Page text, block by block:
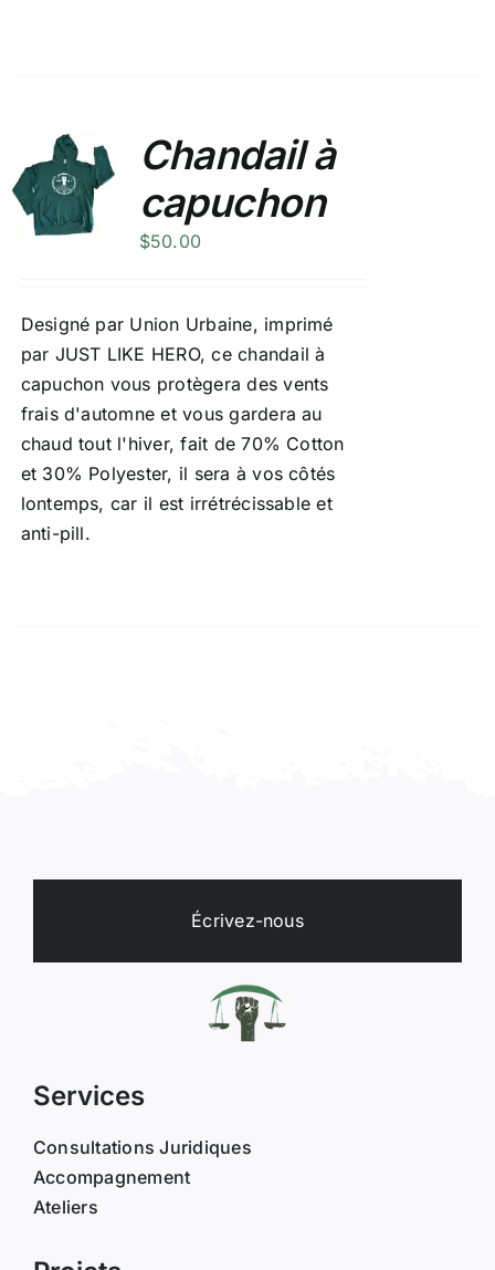
Chandail à
capuchon
$50.00
Designé par Union Urbaine, imprimé
par JUST LIKE HERO, ce chandail à
capuchon vous protègera des vents
frais d'automne et vous gardera au
chaud tout l'hiver, fait de 70% Cotton
et 30% Polyester, il sera à vos côtés
lontemps, car il est irrétrécissable et
anti-pill.
Écrivez-nous
Services
Consultations Juridiques
Accompagnement
Ateliers